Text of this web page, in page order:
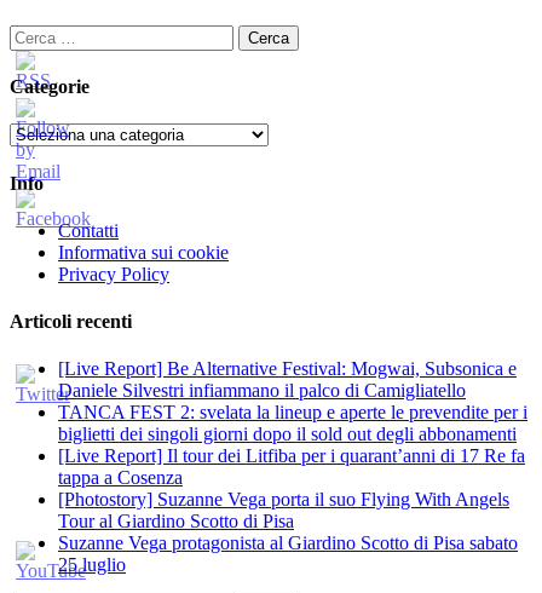
Ricerca
per:
Categorie
Categorie
Info
Contatti
Informativa sui cookie
Privacy Policy
Articoli recenti
[Live Report] Be Alternative Festival: Mogwai, Subsonica e
Daniele Silvestri infiammano il palco di Camigliatello
TANCA FEST 2: svelata la lineup e aperte le prevendite per i
biglietti dei singoli giorni dopo il sold out degli abbonamenti
[Live Report] Il tour dei Litfiba per i quarant’anni di 17 Re fa
tappa a Cosenza
[Photostory] Suzanne Vega porta il suo Flying With Angels
Tour al Giardino Scotto di Pisa
Suzanne Vega protagonista al Giardino Scotto di Pisa sabato
25 luglio